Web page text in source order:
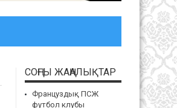
СОҢҒЫ ЖАҢАЛЫҚТАР
Француздық ПСЖ
футбол клубы